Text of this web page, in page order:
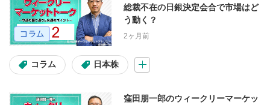
総裁不在の日銀決定会合で市場はど
う動く？
2ヶ月前
コラム 日本株
窪田朋一郎のウィークリーマーケッ